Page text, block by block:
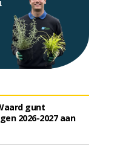
gunt
2026-2027 aan